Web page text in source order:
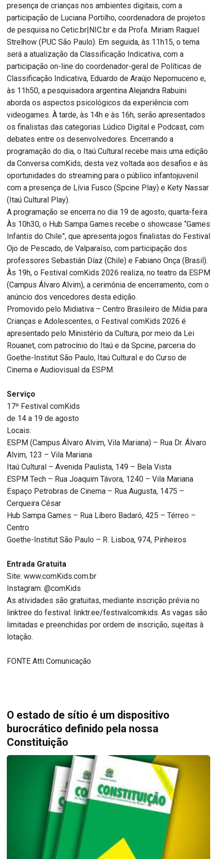
presença de crianças nos ambientes digitais, com a
participação de Luciana Portilho, coordenadora de projetos
de pesquisa no Cetic.br|NIC.br e da Profa. Miriam Raquel
Strelhow (PUC São Paulo). Em seguida, às 11h15, o tema
será a atualização da Classificação Indicativa, com a
participação on-line do coordenador-geral de Políticas de
Classificação Indicativa, Eduardo de Araújo Nepomuceno e,
às 11h50, a pesquisadora argentina Alejandra Rabuini
aborda os aspectos psicológicos da experiência com
videogames. À tarde, às 14h e às 16h, serão apresentados
os finalistas das categorias Lúdico Digital e Podcast, com
debates entre os desenvolvedores. Encerrando a
programação do dia, o Itaú Cultural recebe mais uma edição
da Conversa comKids, desta vez voltada aos desafios e às
oportunidades do streaming para o público infantojuvenil
com a presença de Lívia Fusco (Spcine Play) e Kety Nassar
(Itaú Cultural Play).
A programação se encerra no dia 19 de agosto, quarta-feira.
Às 10h30, o Hub Sampa Games recebe o showcase “Games
Infantis do Chile”, que apresenta jogos finalistas do Festival
Ojo de Pescado, de Valparaíso, com participação dos
professores Sebastián Díaz (Chile) e Fabiano Onça (Brasil).
Às 19h, o Festival comKids 2026 realiza, no teatro da ESPM
(Campus Álvaro Alvim), a cerimônia de encerramento, com o
anúncio dos vencedores desta edição.
Promovido pelo Midiativa – Centro Brasileiro de Mídia para
Crianças e Adolescentes, o Festival comKids 2026 é
apresentado pelo Ministério da Cultura, por meio da Lei
Rouanet, com patrocínio do Itaú e da Spcine, parceria do
Goethe-Institut São Paulo, Itaú Cultural e do Curso de
Cinema e Audiovisual da ESPM.
Serviço
17º Festival comKids
de 14 a 19 de agosto
Locais:
ESPM (Campus Álvaro Alvim, Vila Mariana) – Rua Dr. Álvaro
Alvim, 123 – Vila Mariana
Itaú Cultural – Avenida Paulista, 149 – Bela Vista
ESPM Tech – Rua Joaquim Távora, 1240 – Vila Mariana
Espaço Petrobras de Cinema – Rua Augusta, 1475 –
Cerqueira César
Hub Sampa Games – Rua Líbero Badaró, 425 – Térreo –
Centro
Goethe-Institut São Paulo – R. Lisboa, 974, Pinheiros
Entrada Gratuita
Site: www.comKids.com.br
Instagram: @comKids
As atividades são gratuitas, mediante inscrição prévia no
linktree do festival: linktr.ee/festivalcomkids. As vagas são
limitadas e preenchidas por ordem de inscrição, sujeitas à
lotação.
FONTE Atti Comunicação
O estado de sítio é um dispositivo
burocrático definido pela nossa
Constituição